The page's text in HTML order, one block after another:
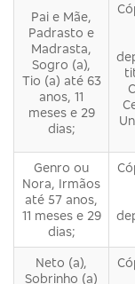
Pai e Mãe,
Padrasto e
Madrasta,
Sogro (a),
Tio (a) até 63
anos, 11
meses e 29
dias;
Genro ou
Nora, Irmãos
até 57 anos,
11 meses e 29
dias;
Neto (a),
Sobrinho (a)